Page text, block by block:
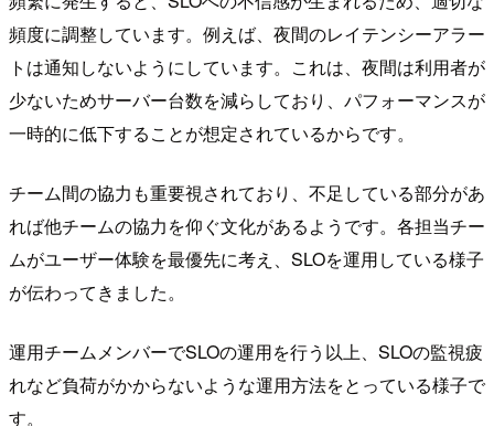
頻度に調整しています。例えば、夜間のレイテンシーアラー
トは通知しないようにしています。これは、夜間は利用者が
少ないためサーバー台数を減らしており、パフォーマンスが
一時的に低下することが想定されているからです。
チーム間の協力も重要視されており、不足している部分があ
れば他チームの協力を仰ぐ文化があるようです。各担当チー
ムがユーザー体験を最優先に考え、SLOを運用している様子
が伝わってきました。
運用チームメンバーでSLOの運用を行う以上、SLOの監視疲
れなど負荷がかからないような運用方法をとっている様子で
す。